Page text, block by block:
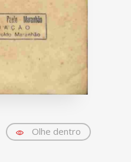
Olhe dentro